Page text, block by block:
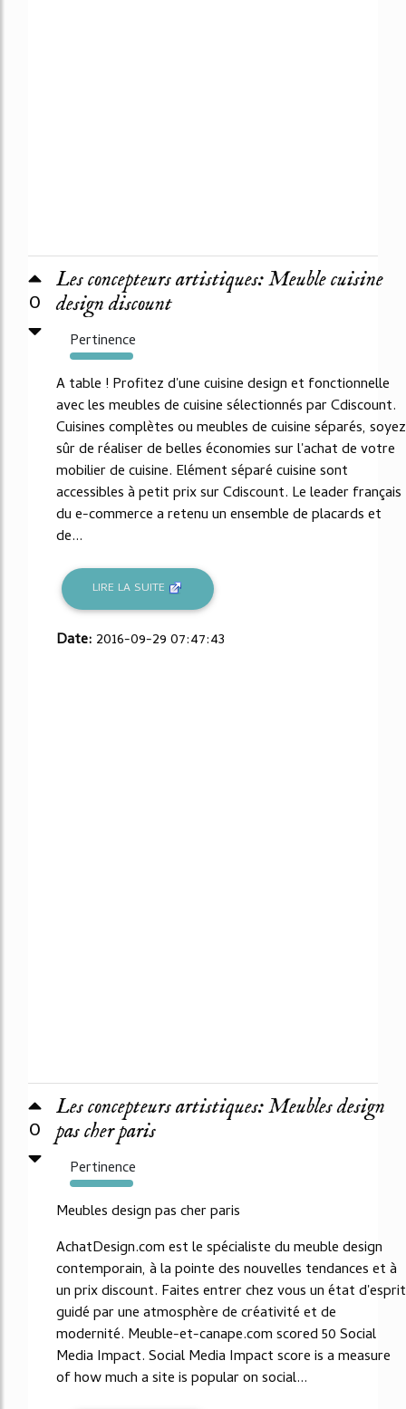
0
Les concepteurs artistiques: Meuble cuisine
design discount
Pertinence
4052%
A table ! Profitez d'une cuisine design et fonctionnelle
avec les meubles de cuisine sélectionnés par Cdiscount.
Cuisines complètes ou meubles de cuisine séparés, soyez
sûr de réaliser de belles économies sur l'achat de votre
mobilier de cuisine. Elément séparé cuisine sont
accessibles à petit prix sur Cdiscount. Le leader français
du e-commerce a retenu un ensemble de placards et
de...
LIRE LA SUITE
Date: 2016-09-29 07:47:43
0
Les concepteurs artistiques: Meubles design
pas cher paris
Pertinence
2918%
Meubles design pas cher paris
AchatDesign.com est le spécialiste du meuble design
contemporain, à la pointe des nouvelles tendances et à
un prix discount. Faites entrer chez vous un état d'esprit
guidé par une atmosphère de créativité et de
modernité. Meuble-et-canape.com scored 50 Social
Media Impact. Social Media Impact score is a measure
of how much a site is popular on social...